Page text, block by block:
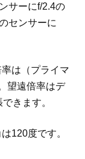
サーにf/2.4の
センサーに
は（プライマ
望遠倍率はデ
きます。
120度です。